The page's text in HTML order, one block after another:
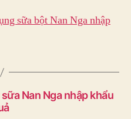
sữa bột Nan Nga nhập
Nan Nga nhập khẩu